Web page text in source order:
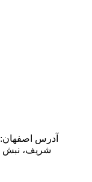
آدرس اصفهان: